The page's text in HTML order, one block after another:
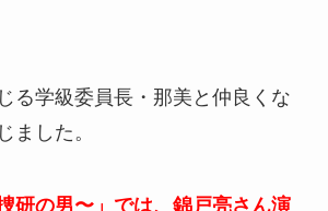
る学級委員長・那美と仲良くな
ました。
研の男〜」では、錦戸亮さん演